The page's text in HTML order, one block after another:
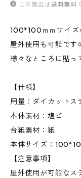
この商品は送料無料
100*100ｍｍサイズ
屋外使用も可能です
様々なところに貼っ
【仕様】
用量：ダイカットス
本体素材：塩ビ
台紙素材：紙
本体サイズ：
【注意事項】
屋外使用が可能なス